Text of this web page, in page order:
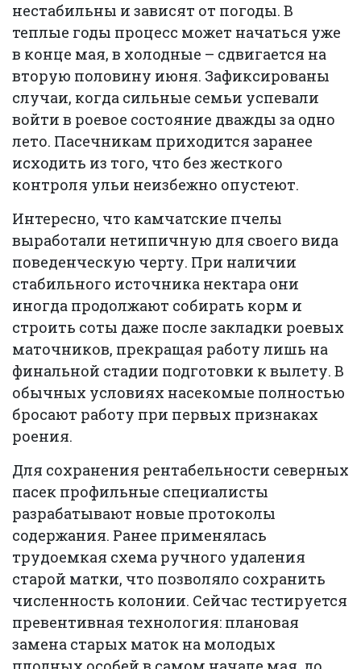
нестабильны и зависят от погоды. В
теплые годы процесс может начаться уже
в конце мая, в холодные – сдвигается на
вторую половину июня. Зафиксированы
случаи, когда сильные семьи успевали
войти в роевое состояние дважды за одно
лето. Пасечникам приходится заранее
исходить из того, что без жесткого
контроля ульи неизбежно опустеют.
Интересно, что камчатские пчелы
выработали нетипичную для своего вида
поведенческую черту. При наличии
стабильного источника нектара они
иногда продолжают собирать корм и
строить соты даже после закладки роевых
маточников, прекращая работу лишь на
финальной стадии подготовки к вылету. В
обычных условиях насекомые полностью
бросают работу при первых признаках
роения.
Для сохранения рентабельности северных
пасек профильные специалисты
разрабатывают новые протоколы
содержания. Ранее применялась
трудоемкая схема ручного удаления
старой матки, что позволяло сохранить
численность колонии. Сейчас тестируется
превентивная технология: плановая
замена старых маток на молодых